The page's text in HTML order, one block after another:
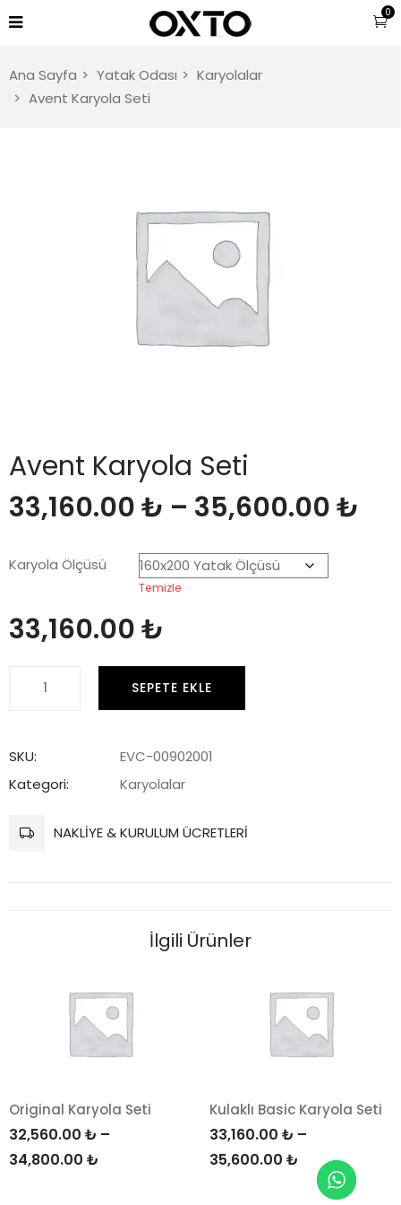
0
Ana Sayfa Yatak Odası
Karyolalar
Avent Karyola Seti
Avent Karyola Seti
33,160.00₺ – 35,600.00₺
Karyola Ölçüsü
Temizle
33,160.00₺
SEPETE EKLE
SKU:
EVC-00902001
Kategori:
Karyolalar
NAKLİYE & KURULUM ÜCRETLERİ
İlgili Ürünler
Original Karyola Seti
32,560.00 ₺ –
34,800.00 ₺
Kulaklı Basic Karyola Seti
33,160.00 ₺ –
35,600.00 ₺ Fiyat
aralığı: